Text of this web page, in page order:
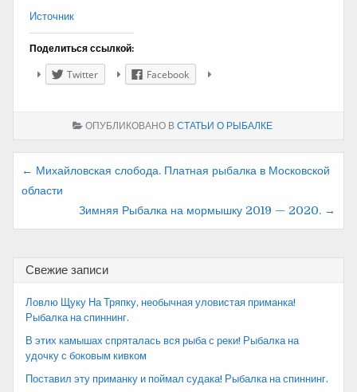
Источник
Поделиться ссылкой:
Twitter Facebook
ОПУБЛИКОВАНО В СТАТЬИ О РЫБАЛКЕ
Навигация
по
записям
← Михайловская слобода. Платная рыбалка в Московской
области
Зимняя Рыбалка на мормышку 2019 — 2020. →
Свежие записи
Ловлю Щуку На Тряпку, необычная уловистая приманка!
Рыбалка на спиннинг.
В этих камышах спряталась вся рыба с реки! Рыбалка на
удочку с боковым кивком
Поставил эту приманку и поймал судака! Рыбалка на спиннинг.